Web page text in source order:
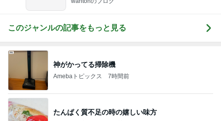
このジャンルの記事をもっと見る
神がかってる掃除機
Amebaトピックス 7時間前
たんぱく質不足の時の嬉しい味方